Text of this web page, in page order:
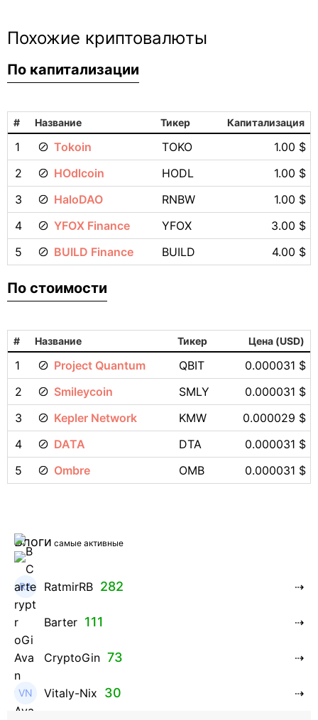
Похожие криптовалюты
По капитализации
# Название Тикер Капитализация
1 Tokoin TOKO
1.00 $
2
HOdlcoin HODL
1.00 $
3
HaloDAO RNBW
1.00 $
4
YFOX Finance YFOX
3.00 $
5
BUILD Finance BUILD 4.00 $
По стоимости
# Название Тикер Цена (USD)
1 Project Quantum QBIT
0.000031 $
2
Smileycoin SMLY
0.000031 $
3
Kepler Network KMW
0.000029 $
4
DATA DTA
0.000031 $
5
Ombre OMB 0.000031 $
Блоги самые активные
RatmirRB 282
Barter 111
CryptoGin 73
Vitaly-Nix 30